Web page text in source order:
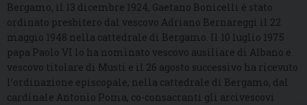
Bergamo, il 13 dicembre 1924, Gaetano Bonicelli è stato
ordinato presbitero dal vescovo Adriano Bernareggi il 22
maggio 1948 nella cattedrale di Bergamo. Il 10 luglio 1975
papa Paolo VI lo ha nominato vescovo ausiliare di Albano e
vescovo titolare di Musti e il 26 agosto successivo ha ricevuto
l’ordinazione episcopale, nella cattedrale di Bergamo, dal
cardinale Antonio Poma, co-consacranti gli arcivescovi